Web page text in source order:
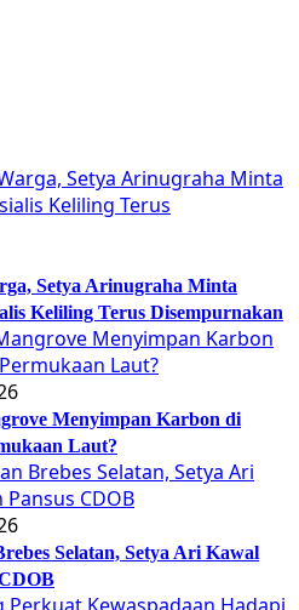
Setya Arinugraha Minta
Keliling Terus Disempurnakan
Menyimpan Karbon di
Laut?
Selatan, Setya Ari Kawal